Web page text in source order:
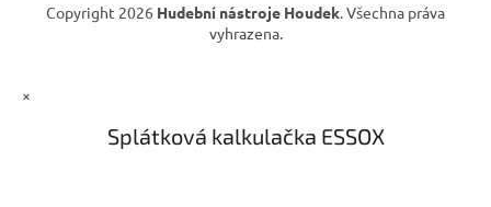
Copyright 2026 Hudební nástroje Houdek. Všechna práva
vyhrazena.
×
Splátková kalkulačka ESSOX